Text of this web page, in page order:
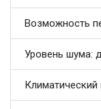
Возможность
Уровень шума:
Климатический